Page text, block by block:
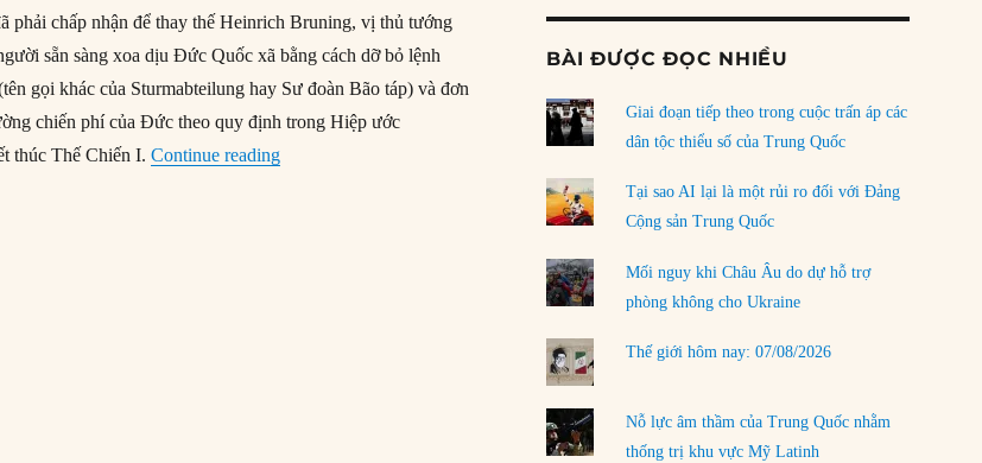
phải chấp nhận để thay thế Heinrich Bruning, vị thủ tướng
sẵn sàng xoa dịu Đức Quốc xã bằng cách dỡ bỏ lệnh
gọi khác của Sturmabteilung hay Sư đoàn Bão táp) và đơn
chiến phí của Đức theo quy định trong Hiệp ước
thúc Thế Chiến I.Continue reading“19/08/1934: Adolf Hitler trở thành Tổng thống Đức”
03/08/2026
Đặt cược vào thất bại: Các quỹ đầu tư mạo
rủi ro
02/08/2026
Làm thế nào để kết thúc Chiến tranh Iran?
01/08/2026
Chiến lược kế tiếp của Bắc Kinh ở Biển Đông
31/07/2026
Trật tự thế giới mới: Các nước nhỏ sẽ luôn
phải chịu đựng?
30/07/2026
LOAD MORE
BÀI ĐƯỢC ĐỌC NHIỀU
Giai đoạn tiếp theo trong cuộc trấn áp các
dân tộc thiểu số của Trung Quốc
Tại sao AI lại là một rủi ro đối với Đảng
Cộng sản Trung Quốc
Mối nguy khi Châu Âu do dự hỗ trợ
phòng không cho Ukraine
Thế giới hôm nay: 07/08/2026
Nỗ lực âm thầm của Trung Quốc nhằm
thống trị khu vực Mỹ Latinh